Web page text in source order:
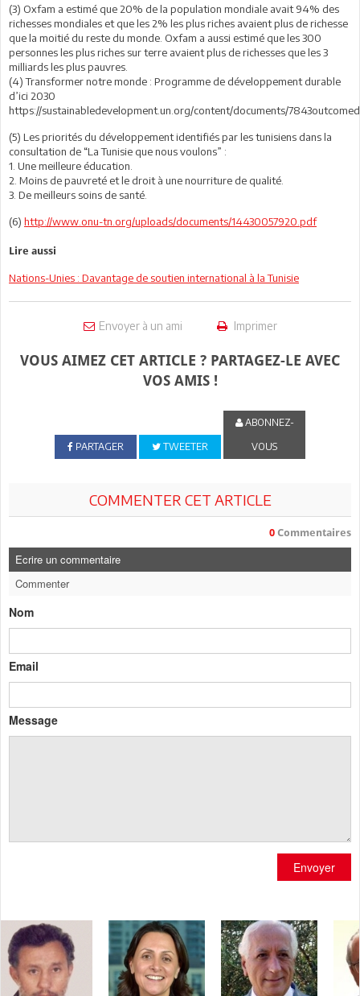
(3) Oxfam a estimé que 20% de la population mondiale avait 94% des
richesses mondiales et que les 2% les plus riches avaient plus de richesse
que la moitié du reste du monde. Oxfam a aussi estimé que les 300
personnes les plus riches sur terre avaient plus de richesses que les 3
milliards les plus pauvres.
(4) Transformer notre monde : Programme de développement durable
d’ici 2030
https://sustainabledevelopment.un.org/content/documents/
(5) Les priorités du développement identifiés par les tunisiens dans la
consultation de “La Tunisie que nous voulons” :
1. Une meilleure éducation.
2. Moins de pauvreté et le droit à une nourriture de qualité.
3. De meilleurs soins de santé.
(6) http://www.onu-tn.org/uploads/documents/14430057920.pdf
Lire aussi
Nations-Unies : Davantage de soutien international à la Tunisie
Envoyer à un ami Imprimer
VOUS AIMEZ CET ARTICLE ? PARTAGEZ-LE AVEC
VOS AMIS !
PARTAGER TWEETER
ABONNEZ-
VOUS
COMMENTER CET ARTICLE
0 Commentaires
Ecrire un commentaire
Commenter
Nom
Email
Message
Envoyer